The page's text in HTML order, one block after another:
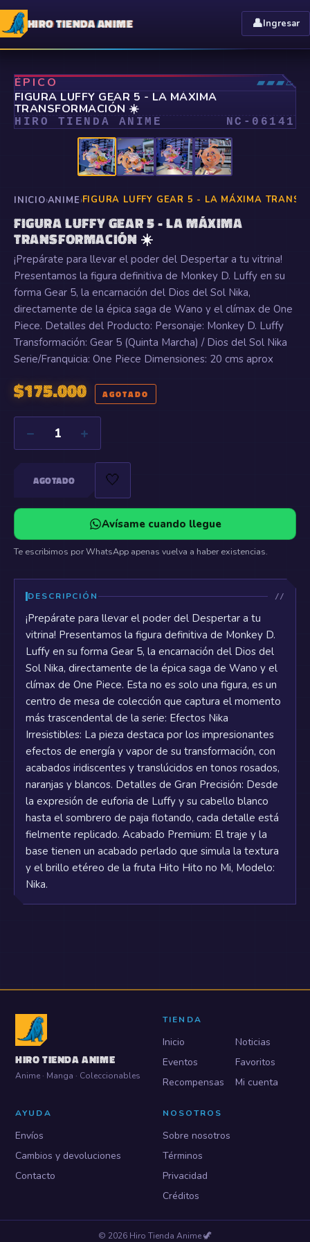
HIRO TIENDA ANIME 👤Ingresar
ÉPICO ▰▰▰▱
⤢
FIGURA LUFFY GEAR 5 - LA MÁXIMA
TRANSFORMACIÓN ☀️
HIRO TIENDA ANIME NC- 06141
INICIO›ANIME›FIGURA LUFFY GEAR 5 - LA MÁXIMA
FIGURA LUFFY GEAR 5 - LA MÁXIMA
TRANSFORMACIÓN ☀️
¡Prepárate para llevar el poder del Despertar a tu vitrina!
Presentamos la figura definitiva de Monkey D. Luffy en su
forma Gear 5, la encarnación del Dios del Sol Nika,
directamente de la épica saga de Wano y el clímax de One
Piece. Detalles del Producto: Personaje: Monkey D. Luffy
Transformación: Gear 5 (Quinta Marcha) / Dios del Sol Nika
Serie/Franquicia: One Piece Dimensiones: 20 cms aprox
$175.000 AGOTADO
− 1 +
AGOTADO 🤍
Avísame cuando llegue
Te escribimos por WhatsApp apenas vuelva a haber existencias.
DESCRIPCIÓN
¡Prepárate para llevar el poder del Despertar a tu
vitrina! Presentamos la figura definitiva de Monkey D.
Luffy en su forma Gear 5, la encarnación del Dios del
Sol Nika, directamente de la épica saga de Wano y el
clímax de One Piece. Esta no es solo una figura, es un
centro de mesa de colección que captura el momento
más trascendental de la serie: Efectos Nika
Irresistibles: La pieza destaca por los impresionantes
efectos de energía y vapor de su transformación, con
acabados iridiscentes y translúcidos en tonos rosados,
naranjas y blancos. Detalles de Gran Precisión: Desde
la expresión de euforia de Luffy y su cabello blanco
hasta el sombrero de paja flotando, cada detalle está
fielmente replicado. Acabado Premium: El traje y la
base tienen un acabado perlado que simula la textura
y el brillo etéreo de la fruta Hito Hito no Mi, Modelo:
Nika.
HIRO TIENDA ANIME
Anime · Manga · Coleccionables
TIENDA
Inicio
Noticias
Eventos
Favoritos
Recompensas
Mi cuenta
AYUDA
Envíos
Cambios y devoluciones
Contacto
NOSOTROS
Sobre nosotros
Términos
Privacidad
Créditos
© 2026 Hiro Tienda Anime🦖